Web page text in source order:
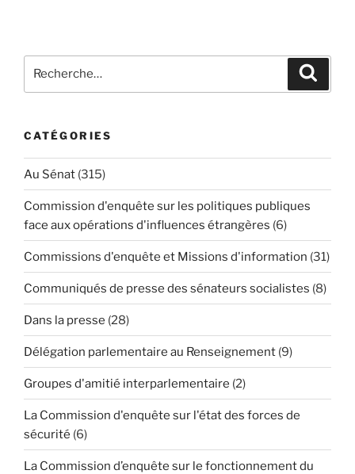
CATÉGORIES
Au Sénat (315)
Commission d'enquête sur les politiques publiques
face aux opérations d'influences étrangères (6)
Commissions d'enquête et Missions d'information (31)
Communiqués de presse des sénateurs socialistes (8)
Dans la presse (28)
Délégation parlementaire au Renseignement (9)
Groupes d'amitié interparlementaire (2)
La Commission d'enquête sur l'état des forces de
sécurité (6)
La Commission d’enquête sur le fonctionnement du